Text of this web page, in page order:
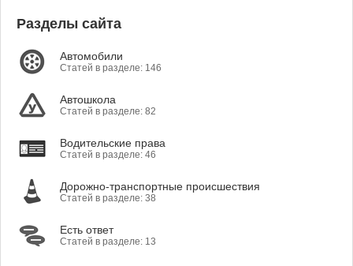
Разделы сайта
Автомобили
Статей в разделе: 146
Автошкола
Статей в разделе: 82
Водительские права
Статей в разделе: 46
Дорожно-транспортные происшествия
Статей в разделе: 38
Есть ответ
Статей в разделе: 13